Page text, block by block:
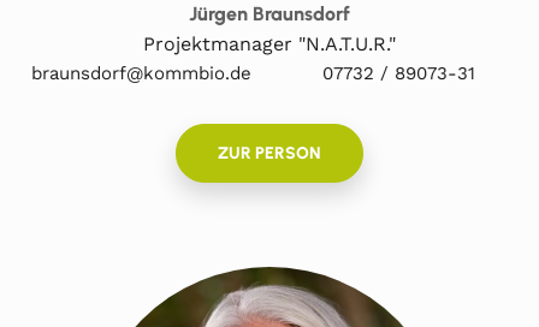
Jürgen Braunsdorf
Projektmanager "N.A.T.U.R."
braunsdorf@kommbio.de 07732 / 89073-31
ZUR PERSON